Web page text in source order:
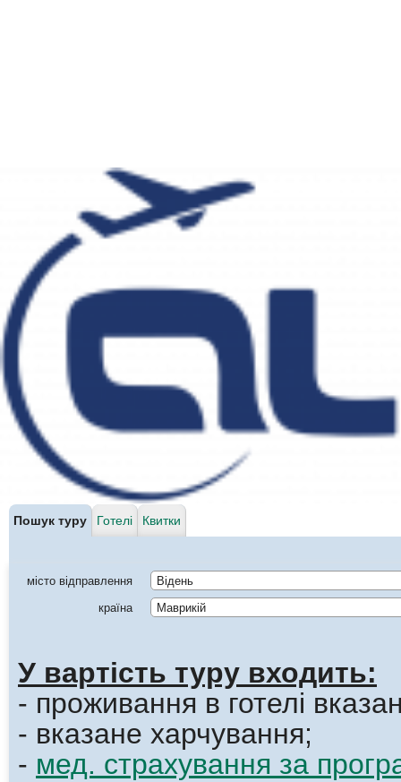
Пошук туру Готелі Квитки
місто відправлення
Відень
країна
Маврикій
У вартість туру входить:
- проживання в готелі
- вказане харчування;
- мед. страхування за